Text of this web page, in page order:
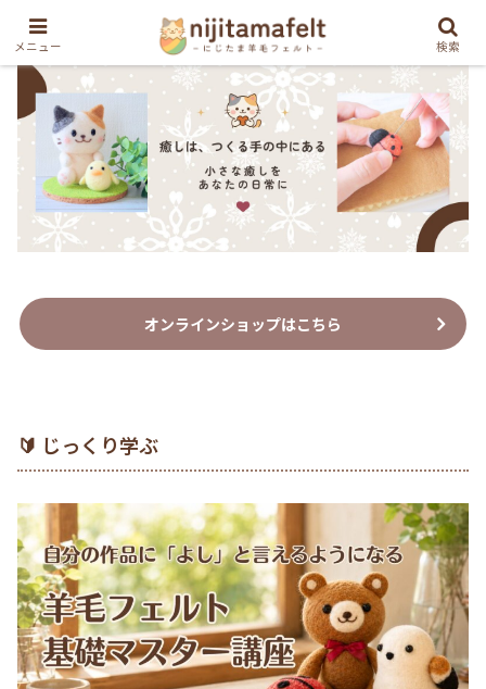
オンラインショップはこちら
🔰 じっくり学ぶ
メニュー 検索